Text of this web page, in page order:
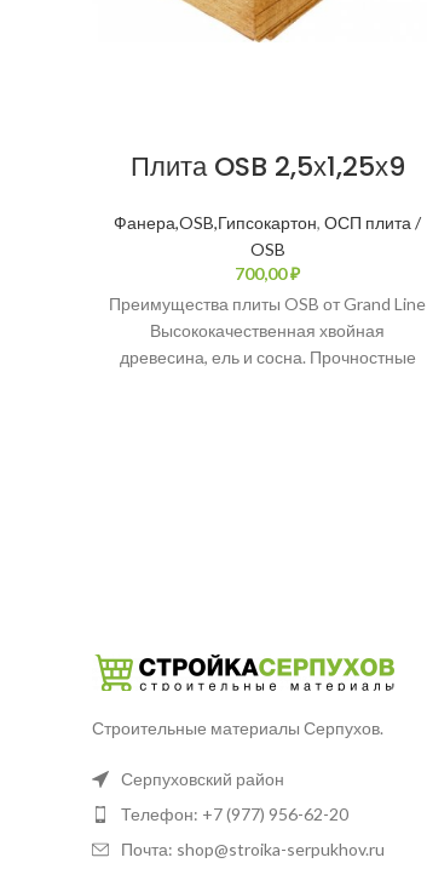
Плита OSB 2,5х1,25х9
Фанера,OSB,Гипсокартон,ОСП плита /
OSB
₽
Преимущества плиты OSB от Grand Line
Высококачественная хвойная
древесина, ель и сосна. Прочностные
Строительные материалы Серпухов.
Серпуховский район
Телефон: +7 (977) 956-62-20
Почта: shop@stroika-serpukhov.ru